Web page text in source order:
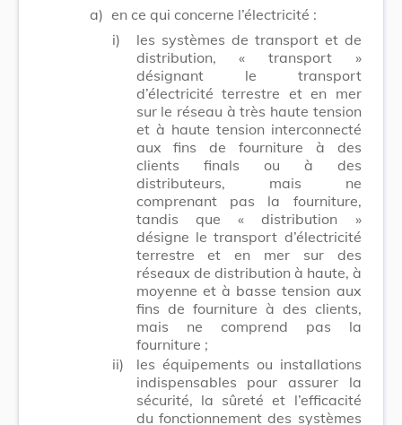
a) en ce qui concerne l’électricité :
i)
les systèmes de transport et de
distribution, « transport »
désignant le transport
d’électricité terrestre et en mer
sur le réseau à très haute tension
et à haute tension interconnecté
aux fins de fourniture à des
clients finals ou à des
distributeurs, mais ne
comprenant pas la fourniture,
tandis que « distribution »
désigne le transport d’électricité
terrestre et en mer sur des
réseaux de distribution à haute, à
moyenne et à basse tension aux
fins de fourniture à des clients,
mais ne comprend pas la
fourniture ;
ii)
les équipements ou installations
indispensables pour assurer la
sécurité, la sûreté et l’efficacité
du fonctionnement des systèmes